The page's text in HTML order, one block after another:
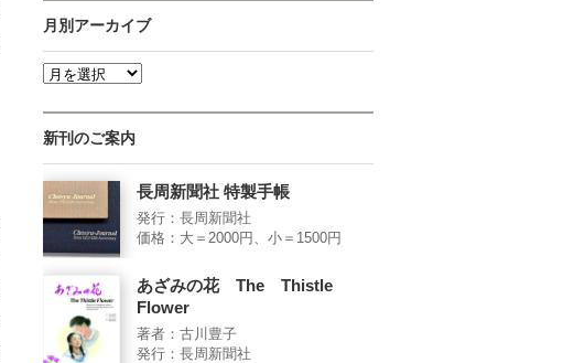
月別アーカイブ
新刊のご案内
長周新聞社 特製手帳
発行：長周新聞社
価格：大＝2000円、小＝1500円
あざみの花 The Thistle
Flower
著者：古川豊子
発行：長周新聞社